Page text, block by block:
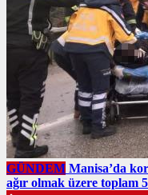
GÜNDEM Manisa’da
ağır olmak üzere toplam